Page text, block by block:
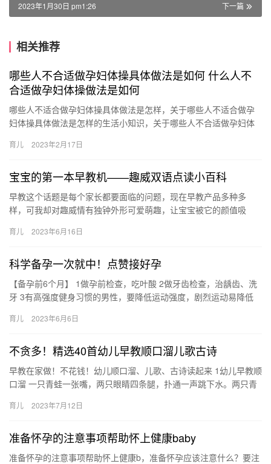
下一篇
2023年1月30日 pm1:26
相关推荐
哪些人不合适做孕妇体操具体做法是如何 什么人不
合适做孕妇体操做法是如何
哪些人不适合做孕妇体操具体做法是怎样，关于哪些人不适合做孕
妇体操具体做法是怎样的生活小知识，关于哪些人不合适做孕妇体
享详…
育儿 2023年2月17日
宝宝的第一本早教机——趣威双语点读小百科
早教这个话题是每个家长都要面临的问题，现在早教产品多种多
样，可我却对趣威情有独钟外形可爱萌趣，让宝宝被它的颜值吸
长都要…
育儿 2023年6月16日
科学备孕一次就中！点赞接好孕
【备孕前6个月】 1做孕前检查，吃叶酸 2做牙齿检查，治龋齿、洗
牙 3有高强度健身习惯的男性，要降低运动强度，剧烈运动易降低
育儿 2023年6月6日
不贪多！精选40首幼儿早教顺口溜儿歌古诗
早教在家做！不花钱！幼儿顺口溜、儿歌、古诗读起来 1幼儿早教顺
口溜 一只青蛙一张嘴，两只眼睛四条腿，扑通一声跳下水。两只青
育儿 2023年7月12日
准备怀孕的注意事项帮助怀上健康baby
准备怀孕的注意事项帮助怀上健康b，准备怀孕应该注意什么？要注